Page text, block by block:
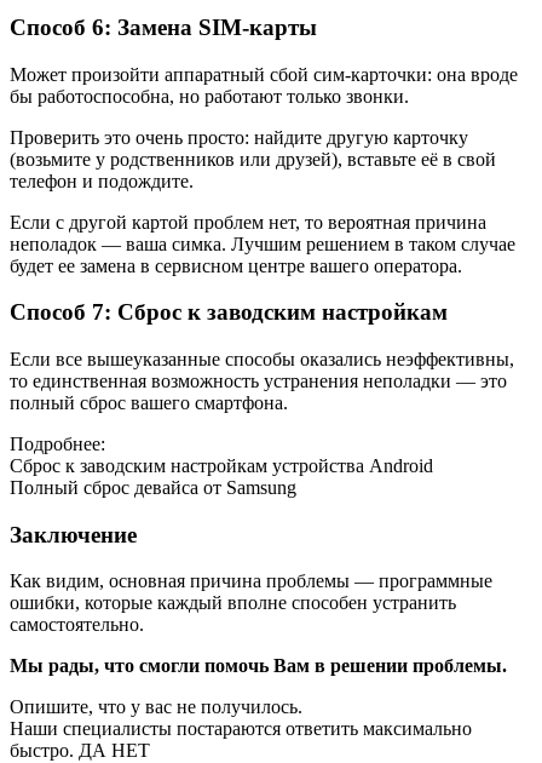
Способ 6: Замена SIM-карты
Может произойти аппаратный сбой сим-карточки: она вроде
бы работоспособна, но работают только звонки.
Проверить это очень просто: найдите другую карточку
(возьмите у родственников или друзей), вставьте её в свой
телефон и подождите.
Если с другой картой проблем нет, то вероятная причина
неполадок — ваша симка. Лучшим решением в таком случае
будет ее замена в сервисном центре вашего оператора.
Способ 7: Сброс к заводским настройкам
Если все вышеуказанные способы оказались неэффективны,
то единственная возможность устранения неполадки — это
полный сброс вашего смартфона.
Подробнее:
Сброс к заводским настройкам устройства Android
Полный сброс девайса от Samsung
Заключение
Как видим, основная причина проблемы — программные
ошибки, которые каждый вполне способен устранить
самостоятельно.
Мы рады, что смогли помочь Вам в решении проблемы.
Опишите, что у вас не получилось.
Наши специалисты постараются ответить максимально
быстро. ДА НЕТ